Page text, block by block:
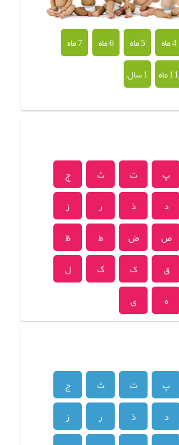
4 ماه 5 ماه 6 ماه
7 ماه
11 ماه 1 سال
پ ت ث
ج
د ذ ر
ز
ص ض ط
ظ
ق ک گ
ل
ه ی
پ ت ث
ج
د ذ ر
ز